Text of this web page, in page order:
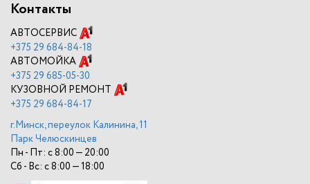
Контакты
АВТОСЕРВИС
+375 29 684-84-18
АВТОМОЙКА
+375 29 685-05-30
КУЗОВНОЙ РЕМОНТ
+375 29 684-84-17
г.Минск, переулок Калинина, 11
Парк Челюскинцев
Пн - Пт: с 8:00 — 20:00
Сб - Вс: с 8:00 — 18:00